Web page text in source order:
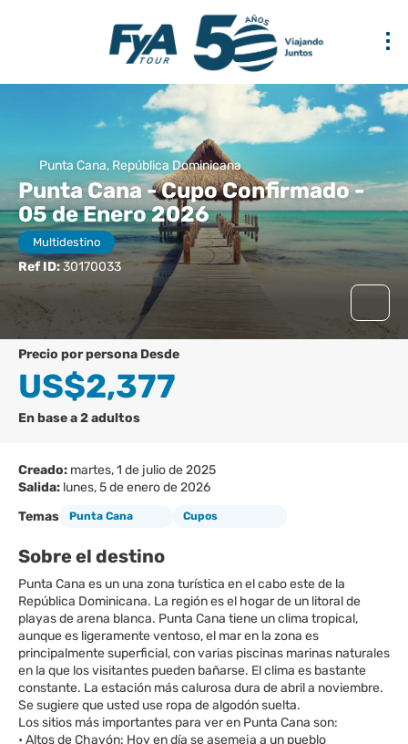
Punta Cana, República Dominicana
Punta Cana - Cupo Confirmado -
05 de Enero 2026
Multidestino
Ref ID:30170033
precio por persona Desde
US$2,377
En base a 2 adultos
Creado: martes, 1 de julio de 2025
Salida: lunes, 5 de enero de 2026
Temas
Punta Cana Cupos
Sobre el destino
Punta Cana es un una zona turística en el cabo este de la
República Dominicana. La región es el hogar de un litoral de
playas de arena blanca. Punta Cana tiene un clima tropical,
aunque es ligeramente ventoso, el mar en la zona es
principalmente superficial, con varias piscinas marinas naturales
en la que los visitantes pueden bañarse. El clima es bastante
constante. La estación más calurosa dura de abril a noviembre.
Se sugiere que usted use ropa de algodón suelta.
Los sitios más importantes para ver en Punta Cana son:
• Altos de Chavón: Hoy en día se asemeja a un pueblo